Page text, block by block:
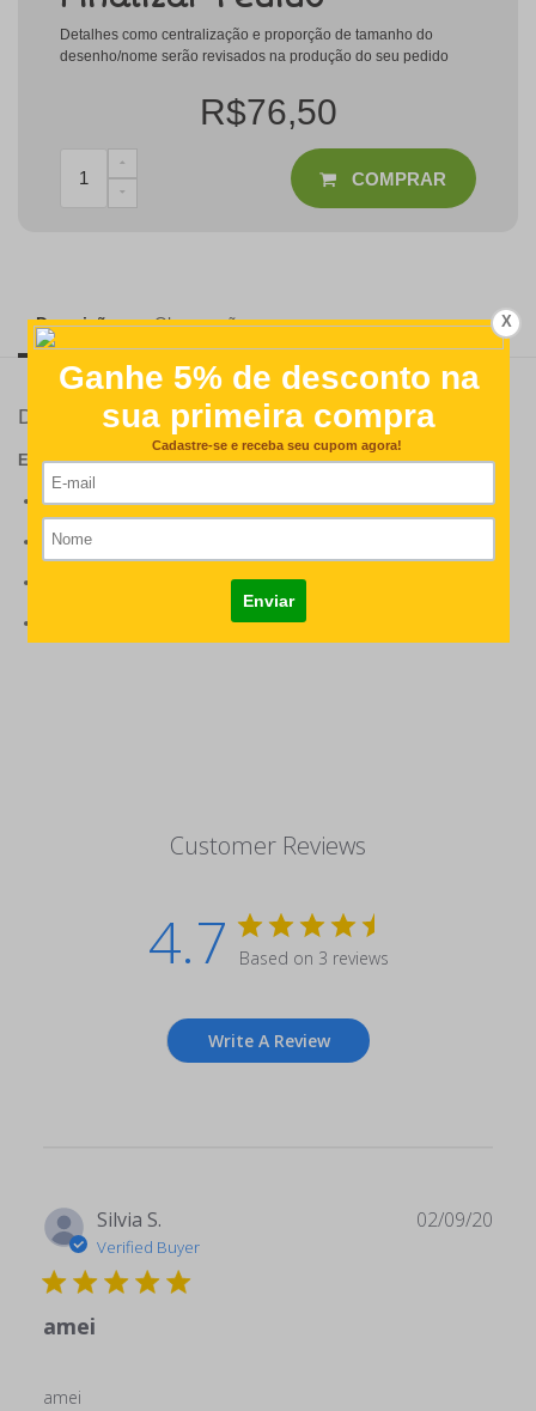
Detalhes como centralização e proporção de tamanho do
desenho/nome serão revisados na produção do seu pedido
R$76,50
COMPRAR
Descrição Observações
Detalhes
ESPECIFICAÇÕES DO PRODUTO:
Medidas: 21 cm larg. X 11 cm de alt;
Material: Córdoba
Estampa sublimada diretamente no tecido
Customer Reviews
4.7 Based on 3 reviews
Write A Review
Silvia S.
Verified Buyer
amei
amei
02/09/20
X